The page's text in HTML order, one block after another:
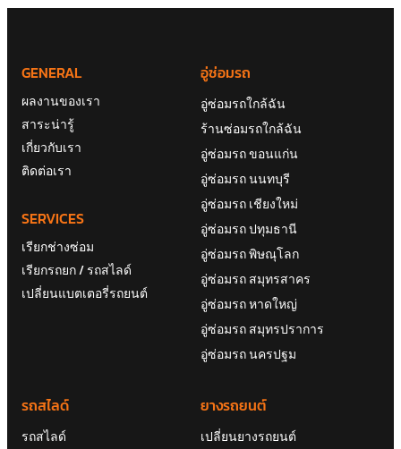
GENERAL
ผลงานของเรา
สาระน่ารู้
เกี่ยวกับเรา
ติดต่อเรา
SERVICES
เรียกช่างซ่อม
เรียกรถยก / รถสไลด์
เปลี่ยนแบตเตอรี่รถยนต์
อู่ซ่อมรถ
อู่ซ่อมรถใกล้ฉัน
ร้านซ่อมรถใกล้ฉัน
อู่ซ่อมรถ ขอนแก่น
อู่ซ่อมรถ นนทบุรี
อู่ซ่อมรถ เชียงใหม่
อู่ซ่อมรถ ปทุมธานี
อู่ซ่อมรถ พิษณุโลก
อู่ซ่อมรถ สมุทรสาคร
อู่ซ่อมรถ หาดใหญ่
อู่ซ่อมรถ สมุทรปราการ
อู่ซ่อมรถ นครปฐม
รถสไลด์
รถสไลด์
ยางรถยนต์
เปลี่ยนยางรถยนต์